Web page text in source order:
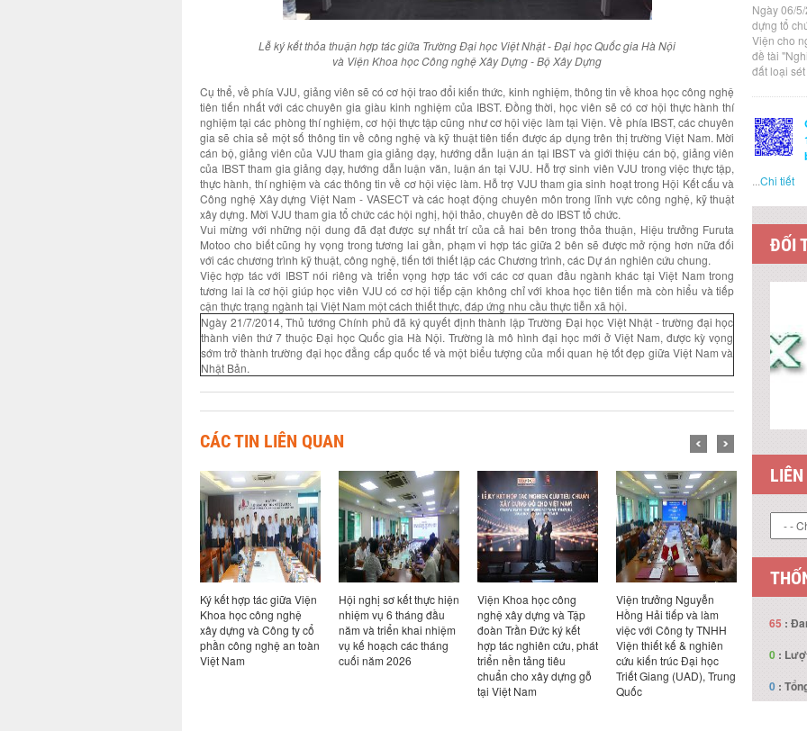
Lễ ký kết thỏa thuận hợp tác giữa Trường Đại học Việt Nhật -Đại học Quốc gia Hà Nội
và Viện Khoa học Công nghệ Xây Dựng - Bộ Xây Dựng
Cụ thể, về phía VJU, giảng viên sẽ có cơ hội trao đổi kiến thức, kinh nghiệm, thông tin về khoa học công nghệ
tiên tiến nhất với các chuyên gia giàu kinh nghiệm của IBST. Đồng thời, học viên sẽ có cơ hội thực hành thí
nghiệm tại các phòng thí nghiệm, cơ hội thực tập cũng như cơ hội việc làm tại Viện. Về phía IBST, các chuyên
gia sẽ chia sẻ một số thông tin về công nghệ và kỹ thuật tiên tiến được áp dụng trên thị trường Việt Nam. Mời
cán bộ, giảng viên của VJU tham gia giảng dạy, hướng dẫn luận án tại IBST và giới thiệu cán bộ, giảng viên
của IBST tham gia giảng dạy, hướng dẫn luận văn, luận án tại VJU. Hỗ trợ sinh viên VJU trong việc thực tập,
thực hành, thí nghiệm và các thông tin về cơ hội việc làm. Hỗ trợ VJU tham gia sinh hoạt trong Hội Kết cấu và
Công nghệ Xây dựng Việt Nam - VASECT và các hoạt động chuyên môn trong lĩnh vực công nghệ, kỹ thuật
xây dựng. Mời VJU tham gia tổ chức các hội nghị, hội thảo, chuyên đề do IBST tổ chức.
Vui mừng với những nội dung đã đạt được sự nhất trí của cả hai bên trong thỏa thuận, Hiệu trưởng Furuta
Motoo cho biết cũng hy vọng trong tương lai gần, phạm vi hợp tác giữa 2 bên sẽ được mở rộng hơn nữa đối
với các chương trình kỹ thuật, công nghệ, tiến tới thiết lập các Chương trình, các Dự án nghiên cứu chung.
Việc hợp tác với IBST nói riêng và triển vọng hợp tác với các cơ quan đầu ngành khác tại Việt Nam trong
tương lai là cơ hội giúp học viên VJU có cơ hội tiếp cận không chỉ với khoa học tiên tiến mà còn hiểu và tiếp
cận thực trạng ngành tại Việt Nam một cách thiết thực, đáp ứng nhu cầu thực tiễn xã hội.
Ngày 21/7/2014, Thủ tướng Chính phủ đã ký quyết định thành lập Trường Đại học Việt Nhật - trường đại học
thành viên thứ 7 thuộc Đại học Quốc gia Hà Nội. Trường là mô hình đại học mới ở Việt Nam, được kỳ vọng
sớm trở thành trường đại học đẳng cấp quốc tế và một biểu tượng của mối quan hệ tốt đẹp giữa Việt Nam và
Nhật Bản.
CÁC TIN LIÊN QUAN
Ký kết hợp tác giữa Viện
Khoa học công nghệ
xây dựng và Công ty cổ
phần công nghệ an toàn
Việt Nam
Hội nghị sơ kết thực hiện
nhiệm vụ 6 tháng đầu
năm và triển khai nhiệm
vụ kế hoạch các tháng
cuối năm 2026
Viện Khoa học công
nghệ xây dựng và Tập
đoàn Trần Đức ký kết
hợp tác nghiên cứu, phát
triển nền tảng tiêu
chuẩn cho xây dựng gỗ
tại Việt Nam
Viện trưởng Nguyễn
Hồng Hải tiếp và làm
việc với Công ty TNHH
Viện thiết kế & nghiên
cứu kiến trúc Đại học
Triết Giang (UAD), Trung
Quốc
Viện
việc với
Bản
Ngày 06/
dựng tổ
Viện cho
đề tài
đất loại
...Chi tiết
ĐỐI
65 :